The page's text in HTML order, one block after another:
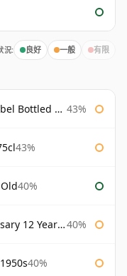
況: 良好 一般 有限
1980s 43%
43%
40%
12 Year Old 40%
40%